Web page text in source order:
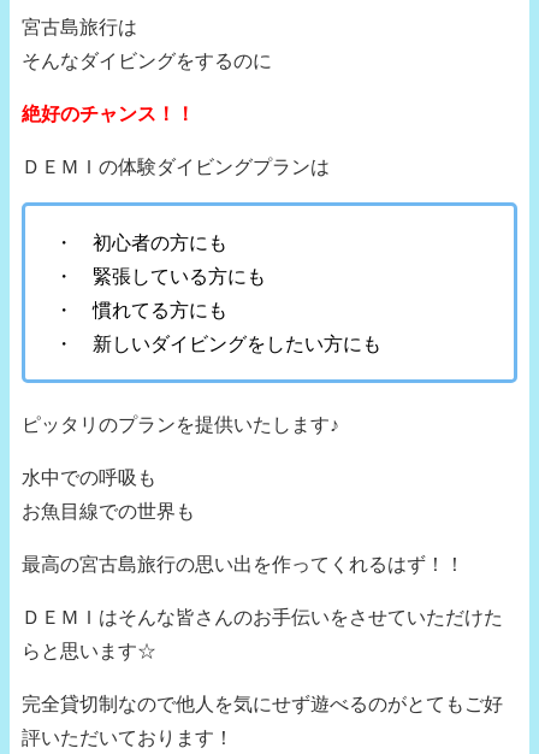
宮古島旅行は
そんなダイビングをするのに
絶好のチャンス！！
ＤＥＭＩの体験ダイビングプランは
・ 初心者の方にも
・ 緊張している方にも
・ 慣れてる方にも
・ 新しいダイビングをしたい方にも
ピッタリのプランを提供いたします♪
水中での呼吸も
お魚目線での世界も
最高の宮古島旅行の思い出を作ってくれるはず！！
ＤＥＭＩはそんな皆さんのお手伝いをさせていただけた
らと思います☆
完全貸切制なので他人を気にせず遊べるのがとてもご好
評いただいております！